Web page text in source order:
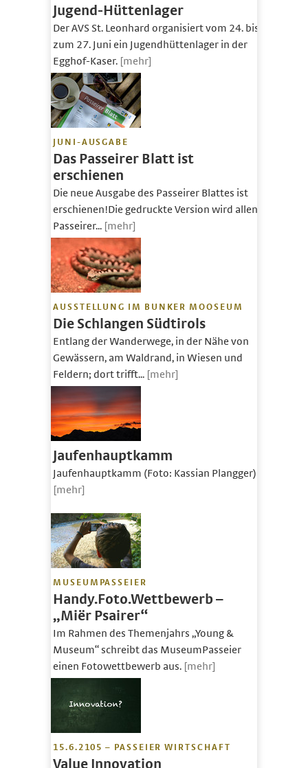
Jugend-Hüttenlager
Der AVS St. Leonhard organisiert vom 24. bis
zum 27. Juni ein Jugendhüttenlager in der
Egghof-Kaser. [mehr]
JUNI-AUSGABE
Das Passeirer Blatt ist
erschienen
Die neue Ausgabe des Passeirer Blattes ist
erschienen!Die gedruckte Version wird allen
Passeirer... [mehr]
AUSSTELLUNG IM BUNKER MOOSEUM
Die Schlangen Südtirols
Entlang der Wanderwege, in der Nähe von
Gewässern, am Waldrand, in Wiesen und
Feldern; dort trifft... [mehr]
Jaufenhauptkamm
Jaufenhauptkamm (Foto: Kassian Plangger)
[mehr]
MUSEUMPASSEIER
Handy.Foto.Wettbewerb –
„Miër Psairer“
Im Rahmen des Themenjahrs „Young &
Museum“ schreibt das MuseumPasseier
einen Fotowettbewerb aus. [mehr]
15.6.2105 – PASSEIER WIRTSCHAFT
Value Innovation